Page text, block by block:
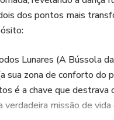
dos pontos mais
Lunares (A Bússola
sua zona de conforto do
é a chave que
verdadeira missão de